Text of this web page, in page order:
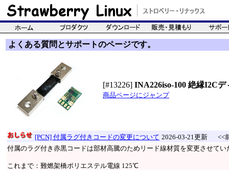
よくある質問とサポートのページです。
[#13226] INA226iso-100 絶縁I2C
商品ページにジャンプ
[PCN] 付属ラグ付きコードの変更について 2026-03-21更新
<<
付属のラグ付き赤黒コードは部材高騰のためリード線材質を変更させてい
これまで：難燃架橋ポリエステル電線 125℃